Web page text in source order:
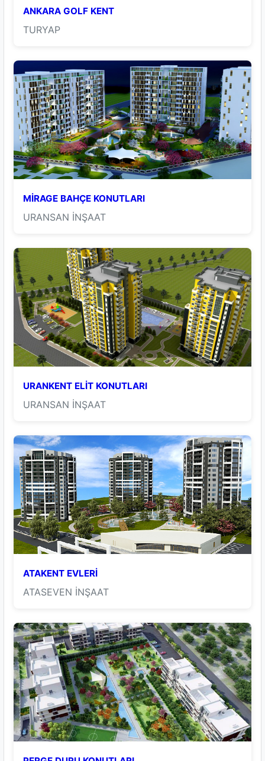
ANKARA GOLF KENT
TURYAP
MİRAGE BAHÇE KONUTLARI
URANSAN İNŞAAT
URANKENT ELİT KONUTLARI
URANSAN İNŞAAT
ATAKENT EVLERİ
ATASEVEN İNŞAAT